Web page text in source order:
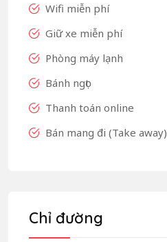
Wifi miễn phí
Giữ xe miễn phí
Phòng máy lạnh
Bánh ngọt
Thanh toán online
Bán mang đi (Take away)
Chỉ đường